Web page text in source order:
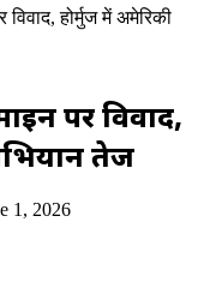
होर्मुज में अमेरिकी
पर विवाद,
तेज
1, 2026